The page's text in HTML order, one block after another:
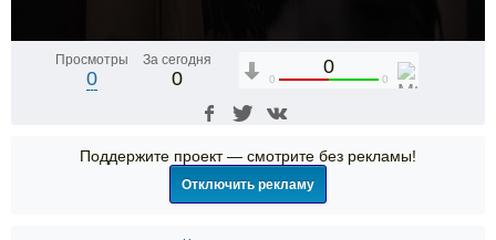
Просмотры
0
За сегодня
0
0
0 0
Поддержите проект — смотрите без рекламы!
Отключить рекламу